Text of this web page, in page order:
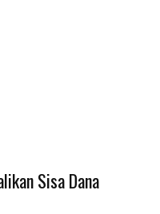
Sisa Dana